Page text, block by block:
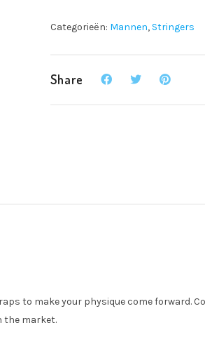
Categorieën: Mannen, Stringers
Share
to make your physique come forward.
the market.